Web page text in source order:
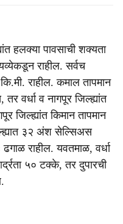
हलक्या पावसाची शक्यता
राहील. सर्वच
राहील. कमाल तापमान
वर्धा व नागपूर जिल्ह्यांत
जिल्ह्यांत किमान तापमान
३२ अंश सेल्सिअस
राहील. यवतमाळ, वर्धा
५० टक्के, तर दुपारची